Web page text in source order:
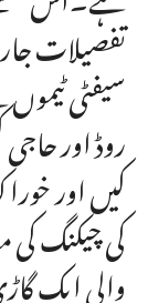
تفصیلات
سیفٹی
روڈ اور
کیں اور
کی چیکنگ